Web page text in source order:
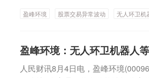
级风阀、风机、消声器、配套核电
表示，目前经营情况正常，内外部
际控制人不存在关于公司应披露而
项；公司控股股东、实际控制人在
盈峰环境 股票交易异常波动 无人环卫机
盈峰环境：无人环卫机器人
人民财讯8月4日电，盈峰环境